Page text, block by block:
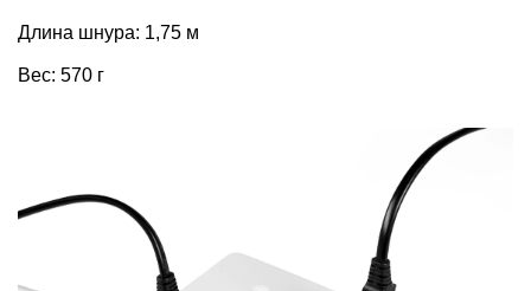
Длина шнура: 1,75 м
Вес: 570 г